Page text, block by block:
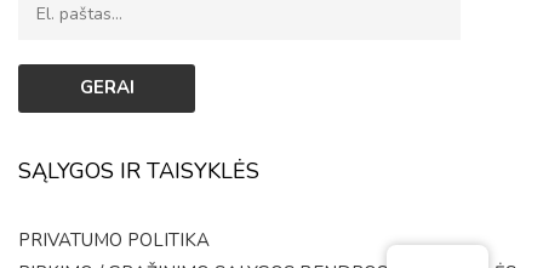
SĄLYGOS IR TAISYKLĖS
PRIVATUMO POLITIKA